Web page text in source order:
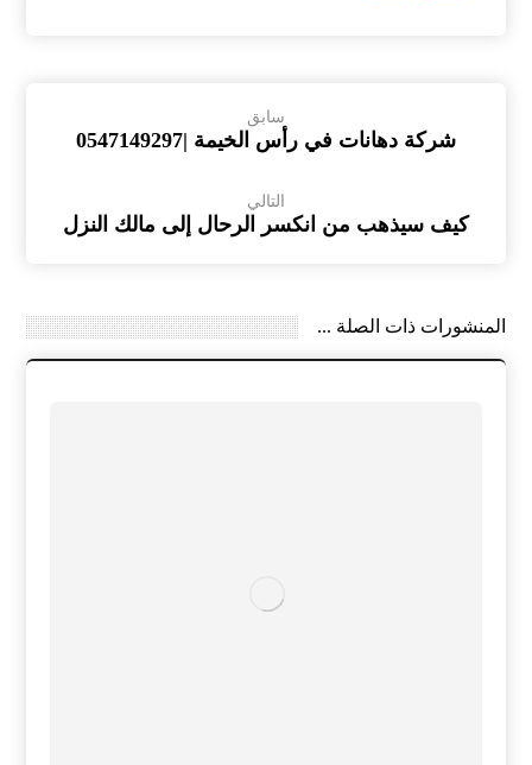
سابق
شركة دهانات في رأس الخيمة |0547149297
التالي
كيف سيذهب من انكسر الرحال إلى مالك النزل
المنشورات ذات الصلة ...